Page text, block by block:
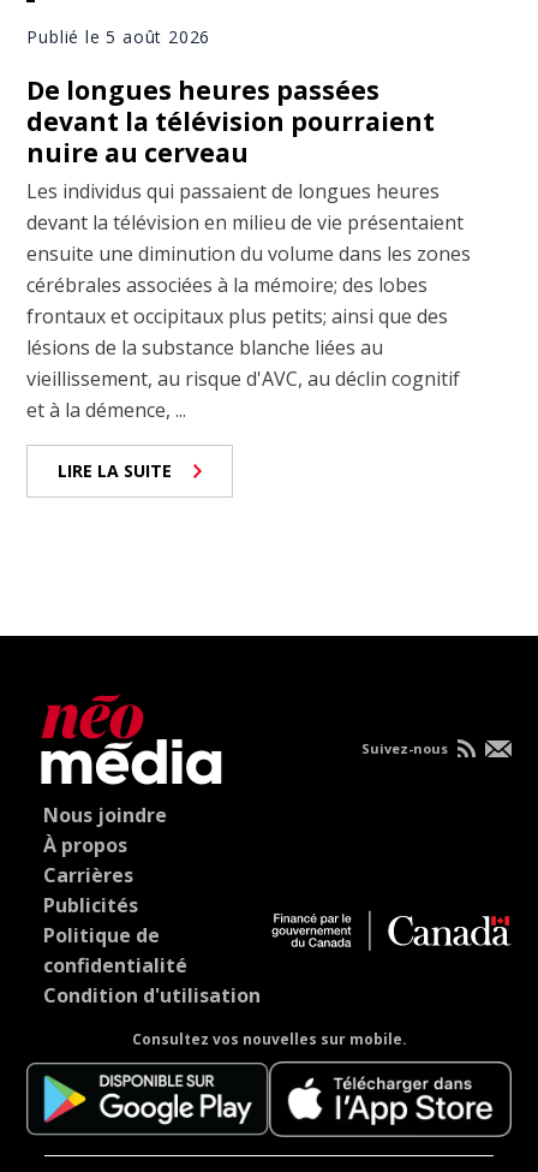
Publié le 5 août 2026
De longues heures passées
devant la télévision pourraient
nuire au cerveau
Les individus qui passaient de longues heures
devant la télévision en milieu de vie présentaient
ensuite une diminution du volume dans les zones
cérébrales associées à la mémoire; des lobes
frontaux et occipitaux plus petits; ainsi que des
lésions de la substance blanche liées au
vieillissement, au risque d'AVC, au déclin cognitif
et à la démence, ...
LIRE LA SUITE
Nous joindre
À propos
Carrières
Publicités
Politique de
confidentialité
Condition d'utilisation
Consultez vos nouvelles sur mobile.
Suivez-nous